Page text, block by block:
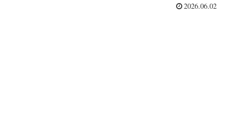
2026.06.02